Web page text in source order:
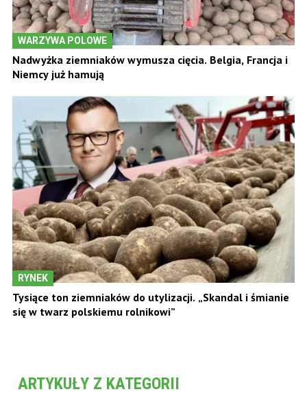
WARZYWA POLOWE
Nadwyżka ziemniaków wymusza cięcia. Belgia, Francja i
Niemcy już hamują
RYNEK
Tysiące ton ziemniaków do utylizacji. „Skandal i śmianie
się w twarz polskiemu rolnikowi”
ARTYKUŁY Z KATEGORII